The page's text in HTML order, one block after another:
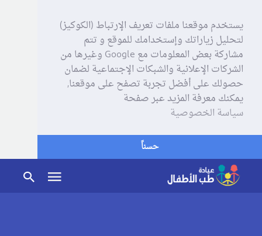
يستخدم موقعنا ملفات تعريف الإرتباط (الكوكيز)
لتحليل زياراتك وإستخدامك للموقع و تتم
مشاركة بعض المعلومات مع Google وغيرها من
الشركات الإعلانية والشبكات الإجتماعية لضمان
حصولك على أفضل تجربة تصفح على موقعنا,
يمكنك معرفة المزيد عبر صفحة
سياسة الخصوصية
حسناً